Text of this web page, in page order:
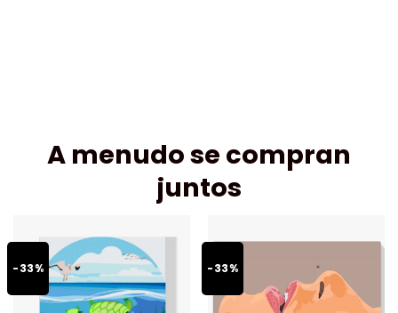
A menudo se compran
juntos
-33% -33%